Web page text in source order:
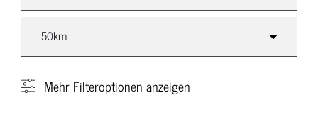
Mehr Filteroptionen anzeigen